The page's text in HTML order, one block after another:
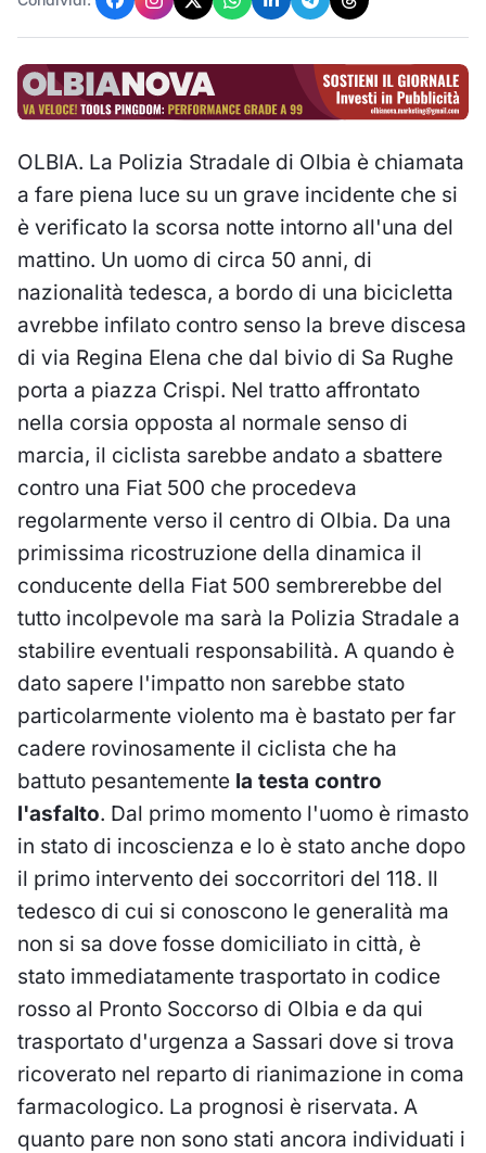
OLBIA. La Polizia Stradale di Olbia è chiamata
a fare piena luce su un grave incidente che si
è verificato la scorsa notte intorno all'una del
mattino. Un uomo di circa 50 anni, di
nazionalità tedesca, a bordo di una bicicletta
avrebbe infilato contro senso la breve discesa
di via Regina Elena che dal bivio di Sa Rughe
porta a piazza Crispi. Nel tratto affrontato
nella corsia opposta al normale senso di
marcia, il ciclista sarebbe andato a sbattere
contro una Fiat 500 che procedeva
regolarmente verso il centro di Olbia. Da una
primissima ricostruzione della dinamica il
conducente della Fiat 500 sembrerebbe del
tutto incolpevole ma sarà la Polizia Stradale a
stabilire eventuali responsabilità. A quando è
dato sapere l'impatto non sarebbe stato
particolarmente violento ma è bastato per far
cadere rovinosamente il ciclista che ha
battuto pesantemente la testa contro
l'asfalto. Dal primo momento l'uomo è rimasto
in stato di incoscienza e lo è stato anche dopo
il primo intervento dei soccorritori del 118. Il
tedesco di cui si conoscono le generalità ma
non si sa dove fosse domiciliato in città, è
stato immediatamente trasportato in codice
rosso al Pronto Soccorso di Olbia e da qui
trasportato d'urgenza a Sassari dove si trova
ricoverato nel reparto di rianimazione in coma
farmacologico. La prognosi è riservata. A
quanto pare non sono stati ancora individuati i